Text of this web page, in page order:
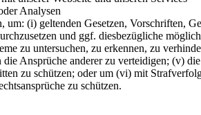
Analysen
(i) geltenden Gesetzen, Vorschriften,
und ggf. diesbezügliche
zu untersuchen, zu erkennen, zu
Ansprüche anderer zu verteidigen; (v)
zu schützen; oder um (vi) mit
zu schützen.